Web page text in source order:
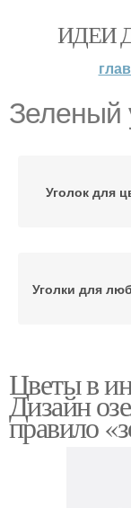
ИДЕИ
Зеленый
Уголок для
Уголки для
цветами
Цветы в
Дизайн
правило